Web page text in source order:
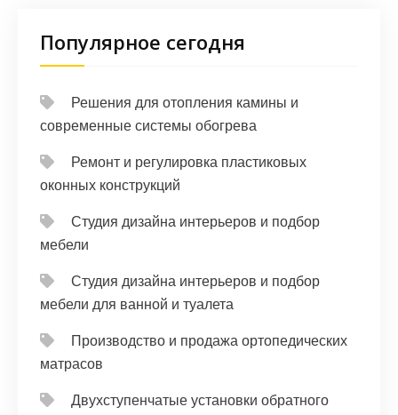
Популярное сегодня
Решения для отопления камины и
современные системы обогрева
Ремонт и регулировка пластиковых
оконных конструкций
Студия дизайна интерьеров и подбор
мебели
Студия дизайна интерьеров и подбор
мебели для ванной и туалета
Производство и продажа ортопедических
матрасов
Двухступенчатые установки обратного